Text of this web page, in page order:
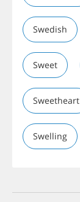
Swedish
Sweet
Sweetheart
Swelling